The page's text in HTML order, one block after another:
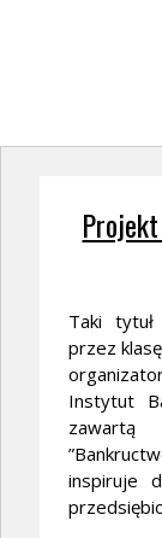
Taki
przez
Instytut
zawartą
inspiruje